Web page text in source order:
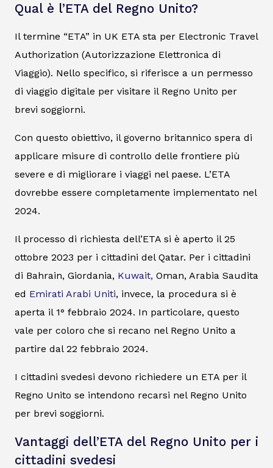
Qual è l’ETA del Regno Unito?
Il termine “ETA” in UK ETA sta per Electronic Travel
Authorization (Autorizzazione Elettronica di
Viaggio). Nello specifico, si riferisce a un permesso
di viaggio digitale per visitare il Regno Unito per
brevi soggiorni.
Con questo obiettivo, il governo britannico spera di
applicare misure di controllo delle frontiere più
severe e di migliorare i viaggi nel paese. L’ETA
dovrebbe essere completamente implementato nel
2024.
Il processo di richiesta dell’ETA si è aperto il 25
ottobre 2023 per i cittadini del Qatar. Per i cittadini
di Bahrain, Giordania, Kuwait, Oman, Arabia Saudita
ed Emirati Arabi Uniti, invece, la procedura si è
aperta il 1° febbraio 2024. In particolare, questo
vale per coloro che si recano nel Regno Unito a
partire dal 22 febbraio 2024.
I cittadini svedesi devono richiedere un ETA per il
Regno Unito se intendono recarsi nel Regno Unito
per brevi soggiorni.
Vantaggi dell’ETA del Regno Unito per i
cittadini svedesi